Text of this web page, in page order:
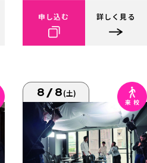
申し込む 詳しく見る
8/8(土)